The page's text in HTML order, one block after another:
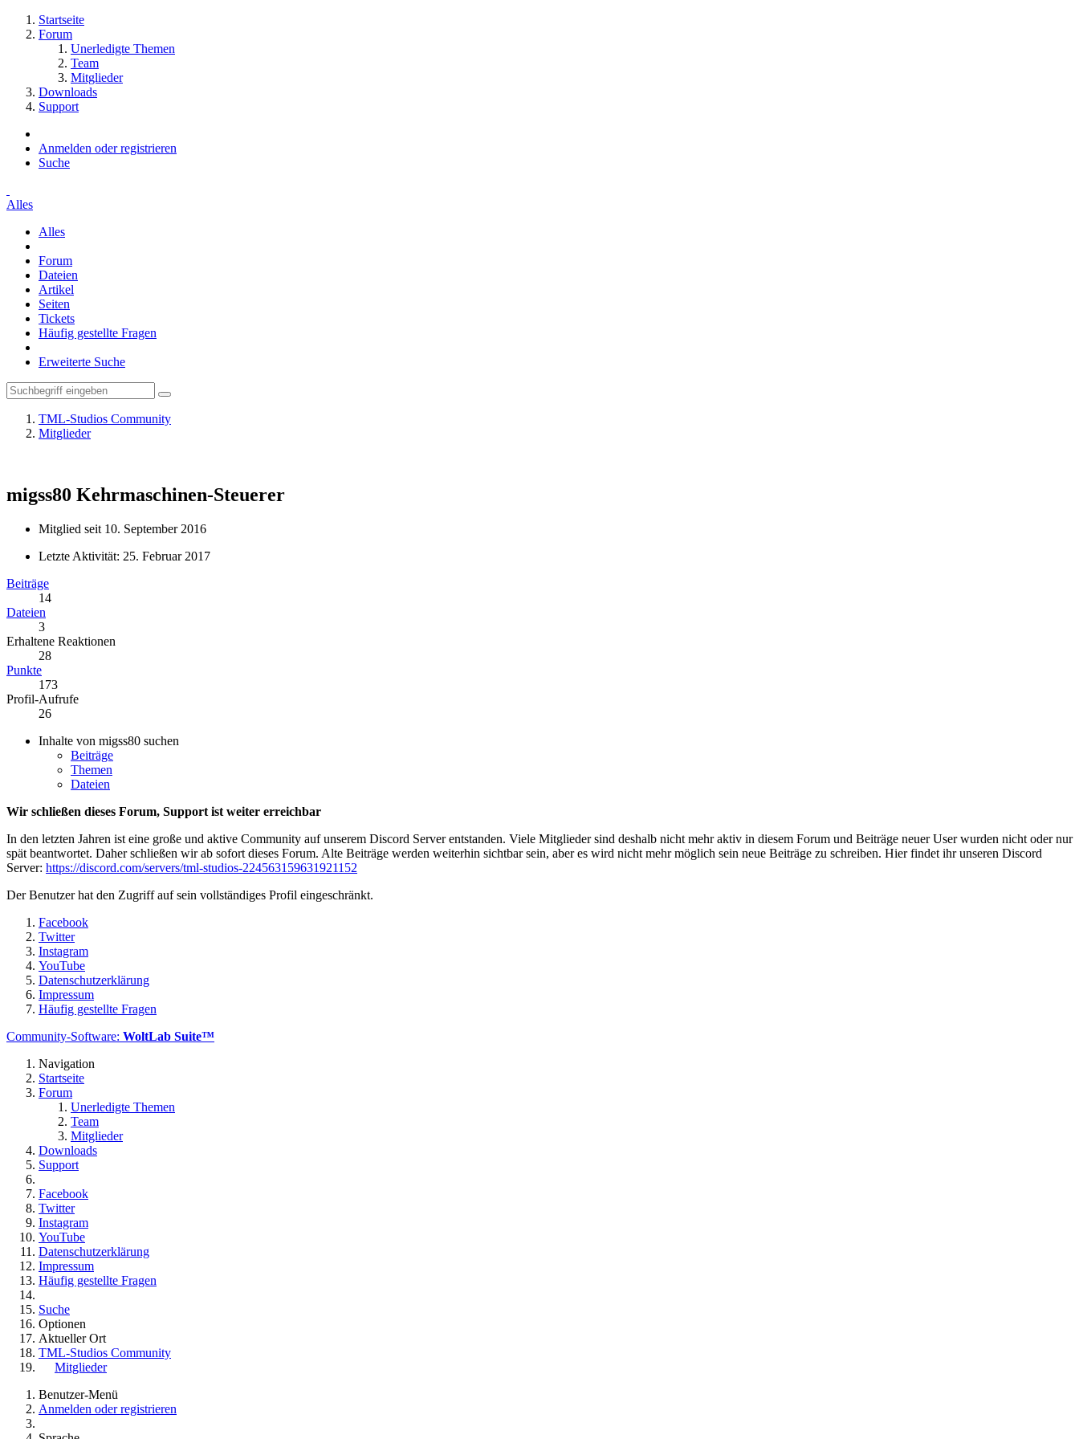
Startseite
Forum
Unerledigte Themen
Team
Mitglieder
Downloads
Support
Anmelden oder registrieren
Suche
Alles
Alles
Forum
Dateien
Artikel
Seiten
Tickets
Häufig gestellte Fragen
Erweiterte Suche
TML-Studios Community
Mitglieder
migss80 Kehrmaschinen-Steuerer
Mitglied seit 10. September 2016
Letzte Aktivität: 25. Februar 2017
Beiträge
14
Dateien
3
Erhaltene Reaktionen
28
Punkte
173
Profil-Aufrufe
26
Inhalte von migss80 suchen
Beiträge
Themen
Dateien
Wir schließen dieses Forum, Support ist weiter erreichbar
In den letzten Jahren ist eine große und aktive Community auf unserem Discord Server entstanden. Viele Mitglieder sind deshalb nicht mehr aktiv in diesem Forum und Beiträge neuer User wurden nicht oder nur
spät beantwortet. Daher schließen wir ab sofort dieses Forum. Alte Beiträge werden weiterhin sichtbar sein, aber es wird nicht mehr möglich sein neue Beiträge zu schreiben. Hier findet ihr unseren Discord
Server: https://discord.com/servers/tml-studios-224563159631921152
Der Benutzer hat den Zugriff auf sein vollständiges Profil eingeschränkt.
Facebook
Twitter
Instagram
YouTube
Datenschutzerklärung
Impressum
Häufig gestellte Fragen
Community-Software: WoltLab Suite™
Navigation
Startseite
Forum
Unerledigte Themen
Team
Mitglieder
Downloads
Support
Facebook
Twitter
Instagram
YouTube
Datenschutzerklärung
Impressum
Häufig gestellte Fragen
Suche
Optionen
Aktueller Ort
TML-Studios Community
Mitglieder
Benutzer-Menü
Anmelden oder registrieren